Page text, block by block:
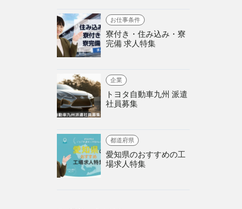
お仕事条件
寮付き・住み込み・寮
完備 求人特集
企業
トヨタ自動車九州 派遣
社員募集
都道府県
愛知県のおすすめの工
場求人特集